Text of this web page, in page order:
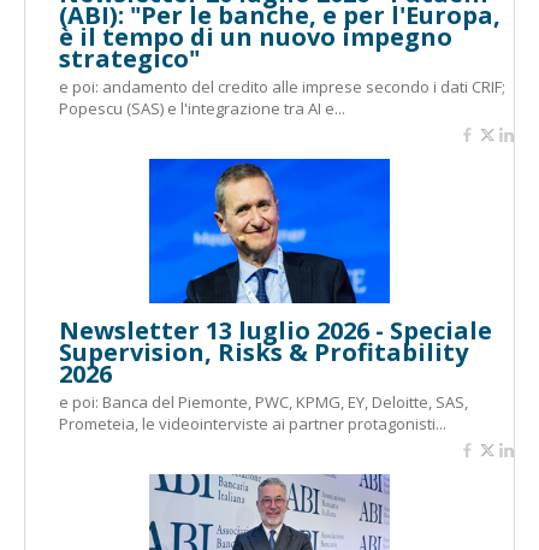
(ABI): "Per le banche, e per l'Europa,
è il tempo di un nuovo impegno
strategico"
e poi: andamento del credito alle imprese secondo i dati CRIF;
Popescu (SAS) e l'integrazione tra AI e...
Newsletter 13 luglio 2026 - Speciale
Supervision, Risks & Profitability
2026
e poi: Banca del Piemonte, PWC, KPMG, EY, Deloitte, SAS,
Prometeia, le videointerviste ai partner protagonisti...